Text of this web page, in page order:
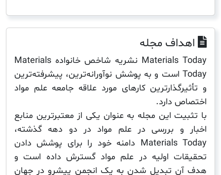
مجله
Materials Today نشریه شاخص خانواده Materials
Today است و به پوشش نوآورانه‌ترین، پیشرفته‌ترین
کارهای مورد علاقه جامعه علم مواد
دارد.
این مجله به عنوان یکی از معتبرترین منابع
و بررسی در علم مواد در دو دهه گذشته،
Materials Today دامنه خود را برای پوشش دادن
اولیه در علم مواد گسترش داده است و
تبدیل شدن به یک انجمن پیشرو در جهان